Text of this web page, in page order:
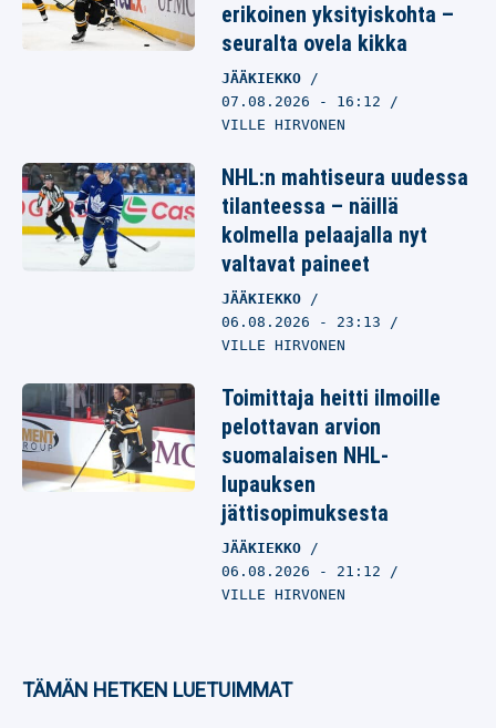
erikoinen yksityiskohta –
seuralta ovela kikka
JÄÄKIEKKO
07.08.2026 - 16:12
VILLE HIRVONEN
NHL:n mahtiseura uudessa
tilanteessa – näillä
kolmella pelaajalla nyt
valtavat paineet
JÄÄKIEKKO
06.08.2026 - 23:13
VILLE HIRVONEN
Toimittaja heitti ilmoille
pelottavan arvion
suomalaisen NHL-
lupauksen
jättisopimuksesta
JÄÄKIEKKO
06.08.2026 - 21:12
VILLE HIRVONEN
TÄMÄN HETKEN LUETUIMMAT